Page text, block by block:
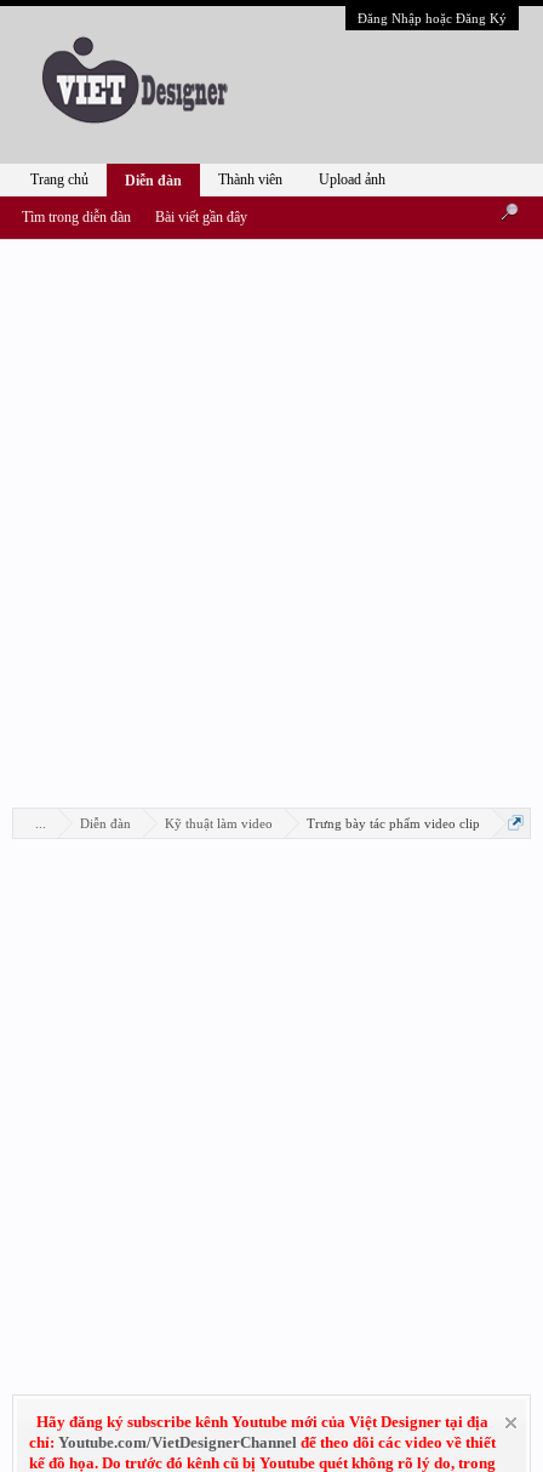
Đăng Nhập hoặc Đăng Ký
Diễn đàn Kỹ thuật làm video Trưng bày tác phẩm video clip
Hãy đăng ký subscribe kênh Youtube mới của Việt Designer tại địa
chỉ: Youtube.com/VietDesignerChannel để theo dõi các video về thiết
kế đồ họa. Do trước đó kênh cũ bị Youtube quét không rõ lý do, trong
Trang chủ Diễn đàn
Tìm trong diễn đàn Bài viết gần đây
Thành viên Upload ảnh